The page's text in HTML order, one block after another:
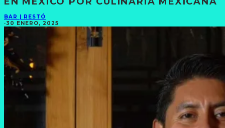
BAR | RESTÓ
·30 ENERO, 2025